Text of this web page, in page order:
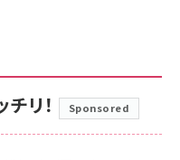
リ！ Sponsored